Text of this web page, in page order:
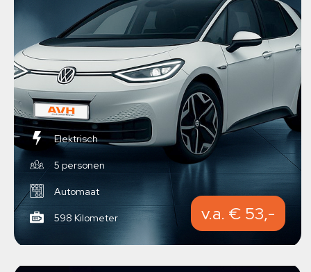
Elektrisch
5 personen
Automaat
598 Kilometer v.a. € 53,-